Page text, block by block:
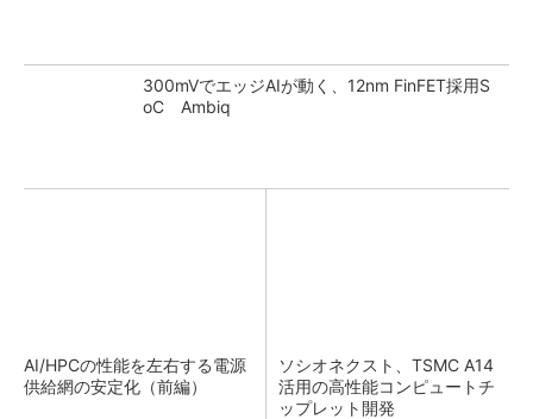
300mVでエッジAIが動く、12nm FinFET採用S
oC Ambiq
AI/HPCの性能を左右する電源
供給網の安定化（前編）
ソシオネクスト、TSMC A14
活用の高性能コンピュートチ
ップレット開発